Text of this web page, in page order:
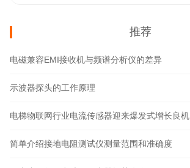
推荐
电磁兼容EMI接收机与频谱分析仪的差异
示波器探头的工作原理
电梯物联网行业电流传感器迎来爆发式增长良机
简单介绍接地电阻测试仪测量范围和准确度